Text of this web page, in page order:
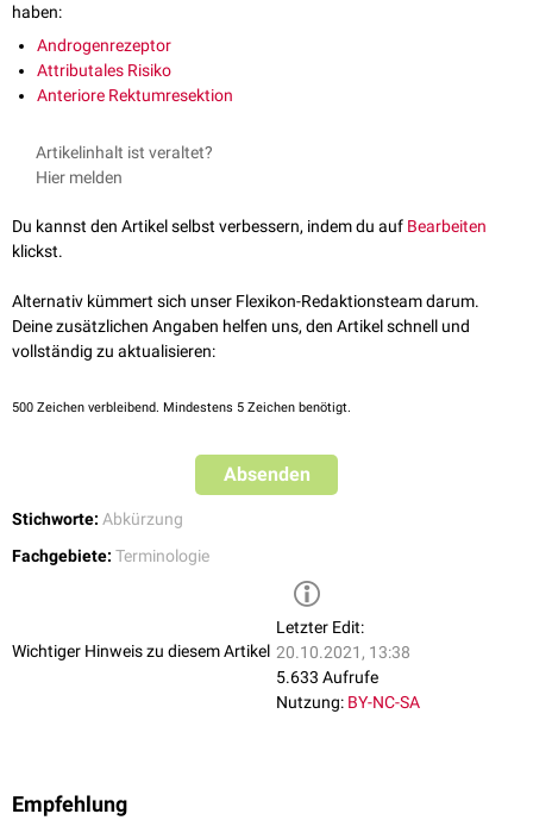
haben:
Androgenrezeptor
Attributales Risiko
Anteriore Rektumresektion
Artikelinhalt ist veraltet?
Hier melden
Du kannst den Artikel selbst verbessern, indem du auf Bearbeiten
klickst.
Alternativ kümmert sich unser Flexikon-Redaktionsteam darum.
Deine zusätzlichen Angaben helfen uns, den Artikel schnell und
vollständig zu aktualisieren:
500 Zeichen verbleibend. Mindestens 5 Zeichen benötigt.
Absenden
Stichworte: Abkürzung
Fachgebiete: Terminologie
Wichtiger Hinweis zu diesem Artikel
Letzter Edit:
20.10.2021, 13:38
5.633 Aufrufe
Nutzung: BY-NC-SA
Empfehlung